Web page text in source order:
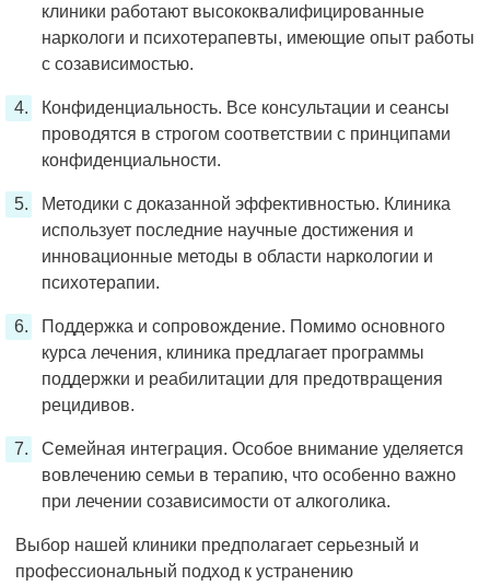
клиники работают высококвалифицированные
наркологи и психотерапевты, имеющие опыт работы
с созависимостью.
Конфиденциальность. Все консультации и сеансы
проводятся в строгом соответствии с принципами
конфиденциальности.
Методики с доказанной эффективностью. Клиника
использует последние научные достижения и
инновационные методы в области наркологии и
психотерапии.
Поддержка и сопровождение. Помимо основного
курса лечения, клиника предлагает программы
поддержки и реабилитации для предотвращения
рецидивов.
Семейная интеграция. Особое внимание уделяется
вовлечению семьи в терапию, что особенно важно
при лечении созависимости от алкоголика.
Выбор нашей клиники предполагает серьезный и
профессиональный подход к устранению